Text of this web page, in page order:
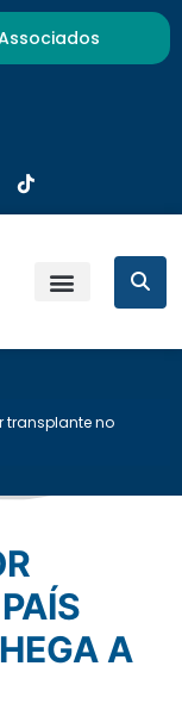
transplante no
A